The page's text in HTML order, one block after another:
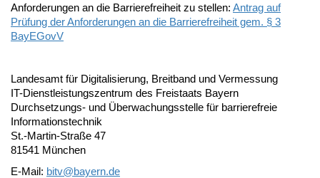
Anforderungen an die Barrierefreiheit zu stellen: Antrag auf
Prüfung der Anforderungen an die Barrierefreiheit gem. § 3
BayEGovV
Landesamt für Digitalisierung, Breitband und Vermessung
IT-Dienstleistungszentrum des Freistaats Bayern
Durchsetzungs- und Überwachungsstelle für barrierefreie
Informationstechnik
St.-Martin-Straße 47
81541 München
E-Mail: bitv@bayern.de